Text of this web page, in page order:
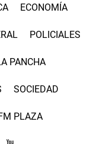
ECONOMÍA
POLICIALES
PANCHA
SOCIEDAD
PLAZA